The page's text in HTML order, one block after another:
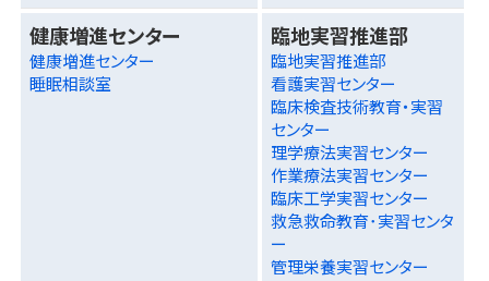
健康増進センター
健康増進センター
睡眠相談室
臨地実習推進部
臨地実習推進部
看護実習センター
臨床検査技術教育・実習
センター
理学療法実習センター
作業療法実習センター
臨床工学実習センター
救急救命教育･実習センタ
ー
管理栄養実習センター